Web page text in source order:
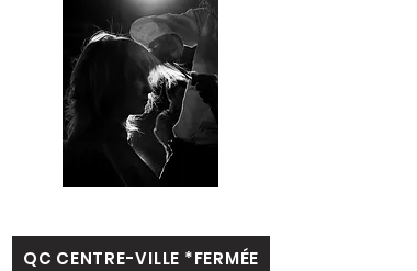
QC CENTRE-VILLE *FERMÉE